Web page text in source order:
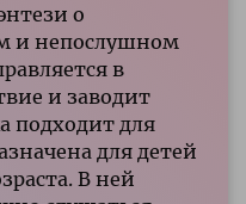
о
и непослушном
в
и заводит
подходит для
для детей
В ней